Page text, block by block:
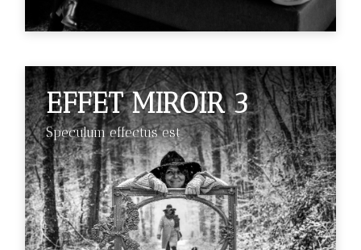
EFFET MIROIR 3
Speculum effectus est
€89